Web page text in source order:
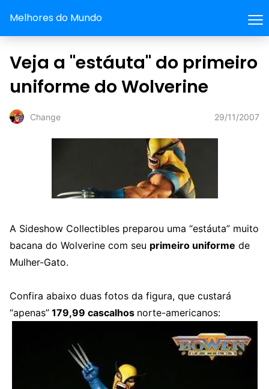
Melhores do Mundo
Veja a "estáuta" do primeiro
uniforme do Wolverine
Change 29/11/2007
A Sideshow Collectibles preparou uma “estáuta” muito
bacana do Wolverine com seu primeiro uniforme de
Mulher-Gato.
Confira abaixo duas fotos da figura, que custará
“apenas” 179,99 cascalhos norte-americanos: